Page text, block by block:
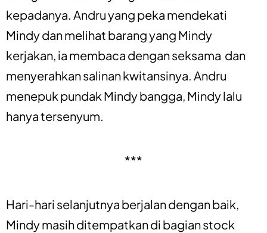
kepadanya. Andru yang peka mendekati
Mindy dan melihat barang yang Mindy
kerjakan, ia membaca dengan seksama dan
menyerahkan salinan kwitansinya. Andru
menepuk pundak Mindy bangga, Mindy lalu
hanya tersenyum.
***
Hari-hari selanjutnya berjalan dengan baik,
Mindy masih ditempatkan di bagian stock